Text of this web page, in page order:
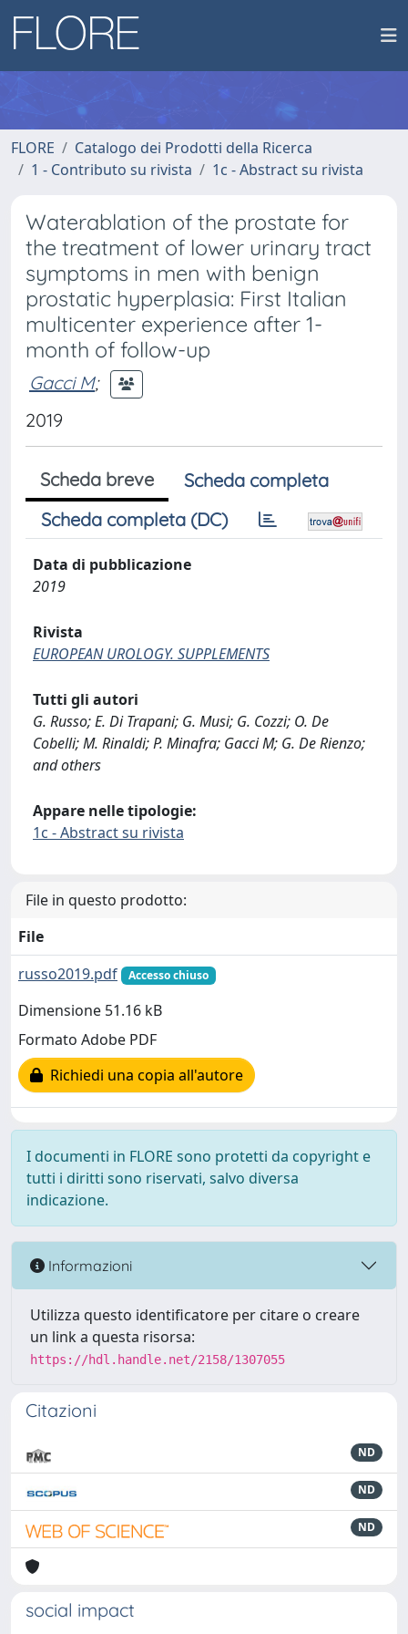
FLORE
Catalogo dei Prodotti della Ricerca
1 - Contributo su rivista
1c - Abstract su rivista
Waterablation of the prostate for
the treatment of lower urinary tract
symptoms in men with benign
prostatic hyperplasia: First Italian
multicenter experience after 1-
month of follow-up
Gacci M;
2019
Scheda breve
Scheda completa
Scheda completa (DC)
Data di pubblicazione
2019
Rivista
EUROPEAN UROLOGY. SUPPLEMENTS
Tutti gli autori
G. Russo; E. Di Trapani; G. Musi; G. Cozzi; O. De
Cobelli; M. Rinaldi; P. Minafra; Gacci M; G. De Rienzo;
and others
Appare nelle tipologie:
1c - Abstract su rivista
File in questo prodotto:
File
russo2019.pdf
Accesso chiuso
Dimensione 51.16 kB
Formato Adobe PDF
Richiedi una copia all'autore
I documenti in FLORE sono protetti da copyright e
tutti i diritti sono riservati, salvo diversa
indicazione.
Informazioni
Utilizza questo identificatore per citare o creare
un link a questa risorsa:
https://hdl.handle.net/2158/1307055
Citazioni
ND
ND
ND
social impact